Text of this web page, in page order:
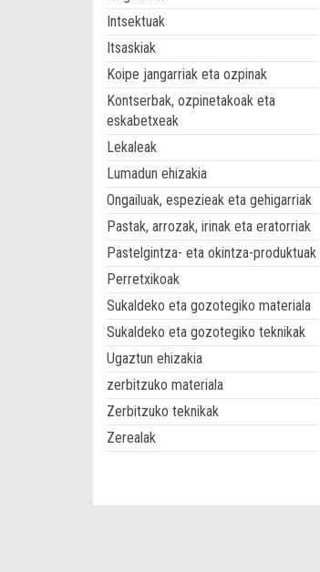
Intsektuak
Itsaskiak
Koipe jangarriak eta ozpinak
Kontserbak, ozpinetakoak eta
eskabetxeak
Lekaleak
Lumadun ehizakia
Ongailuak, espezieak eta gehigarriak
Pastak, arrozak, irinak eta eratorriak
Pastelgintza- eta okintza-produktuak
Perretxikoak
Sukaldeko eta gozotegiko materiala
Sukaldeko eta gozotegiko teknikak
Ugaztun ehizakia
zerbitzuko materiala
Zerbitzuko teknikak
Zerealak